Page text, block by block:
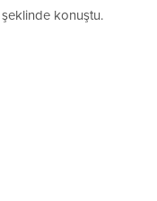
konuştu.